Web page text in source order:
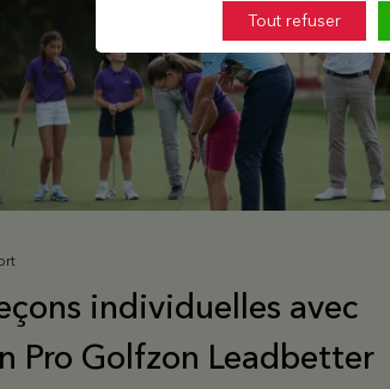
individuelles avec
Pro Golfzon Leadbetter
Tout refuser